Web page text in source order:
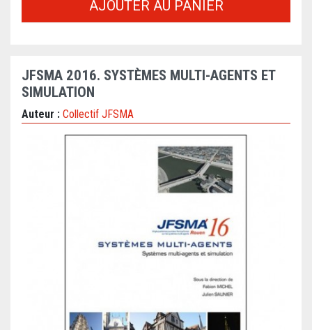
AJOUTER AU PANIER
JFSMA 2016. SYSTÈMES MULTI-AGENTS ET
SIMULATION
Auteur : Collectif JFSMA